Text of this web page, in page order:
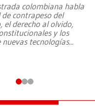
colombiana habla
contrapeso del
el derecho al olvido,
y los
nuevas tecnologías...